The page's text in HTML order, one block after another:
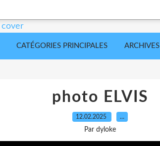
CATÉGORIES PRINCIPALES ARCHIVES
photo ELVIS
12.02.2025 …
Par dyloke